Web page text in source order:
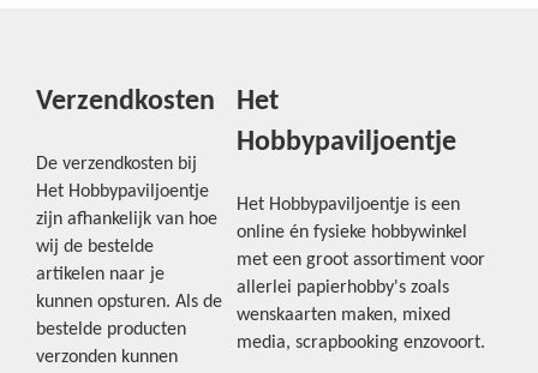
Verzendkosten
De verzendkosten bij
Het Hobbypaviljoentje
zijn afhankelijk van hoe
wij de bestelde
artikelen naar je
kunnen opsturen. Als de
bestelde producten
verzonden kunnen
Het
Hobbypaviljoentje
Het Hobbypaviljoentje is een
online én fysieke hobbywinkel
met een groot assortiment voor
allerlei papierhobby's zoals
wenskaarten maken, mixed
media, scrapbooking enzovoort.